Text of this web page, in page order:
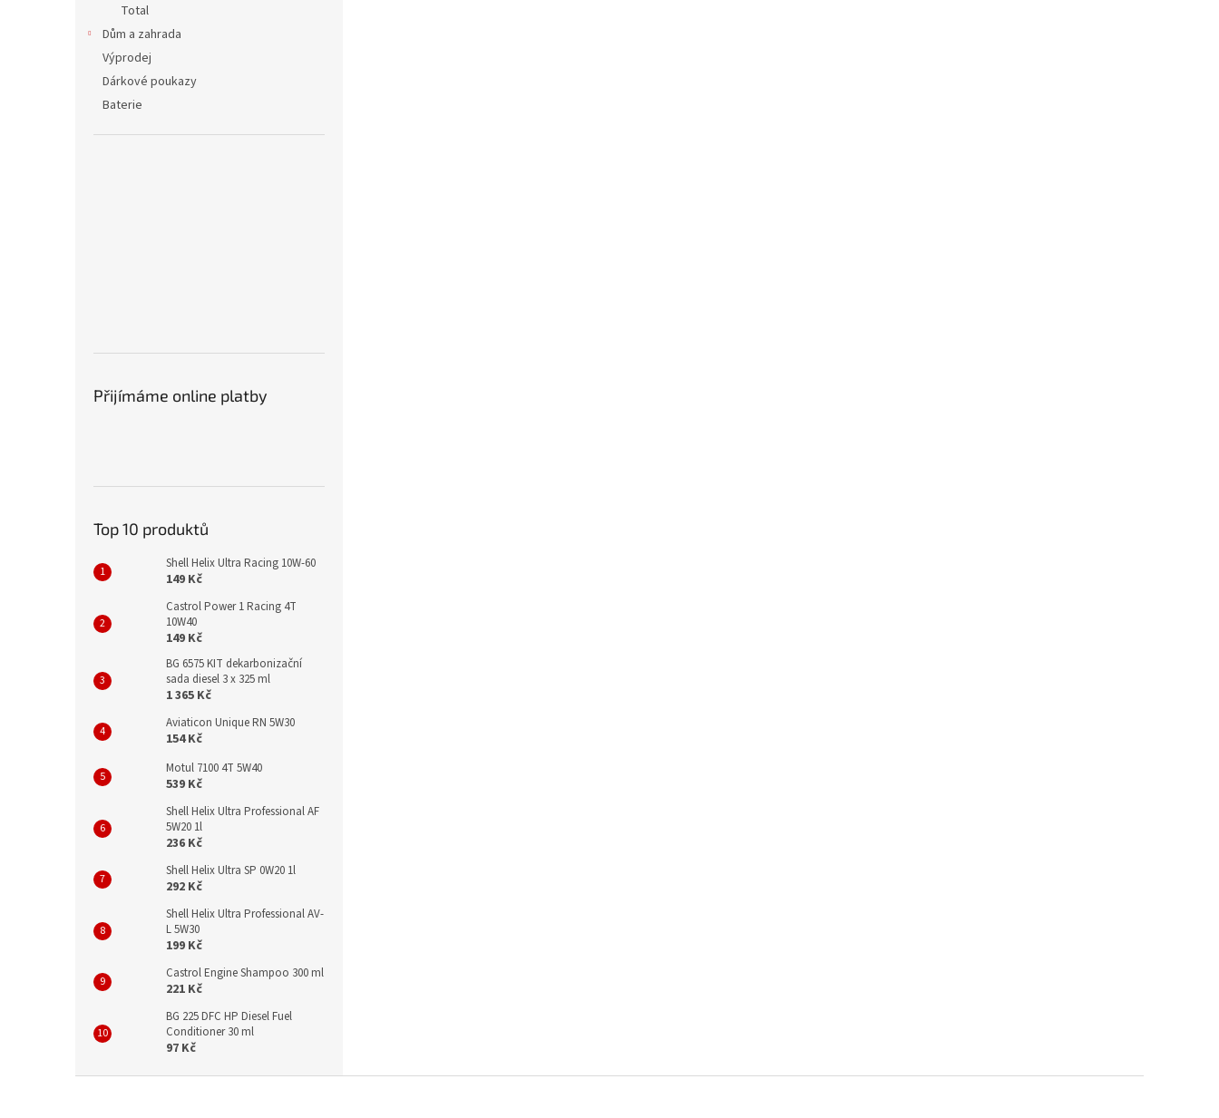
Total
Dům a zahrada
Výprodej
Dárkové poukazy
Baterie
Přijímáme online platby
Top 10 produktů
Shell Helix Ultra Racing 10W-60
149 Kč
Castrol Power 1 Racing 4T
10W40
149 Kč
BG 6575 KIT dekarbonizační
sada diesel 3 x 325 ml
1 365 Kč
Aviaticon Unique RN 5W30
154 Kč
Motul 7100 4T 5W40
539 Kč
Shell Helix Ultra Professional AF
5W20 1l
236 Kč
Shell Helix Ultra SP 0W20 1l
292 Kč
Shell Helix Ultra Professional AV-
L 5W30
199 Kč
Castrol Engine Shampoo 300 ml
221 Kč
BG 225 DFC HP Diesel Fuel
Conditioner 30 ml
97 Kč